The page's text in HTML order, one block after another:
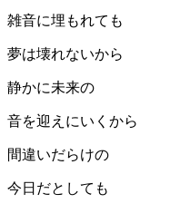
雑音に埋もれても
夢は壊れないから
静かに未来の
音を迎えにいくから
間違いだらけの
今日だとしても